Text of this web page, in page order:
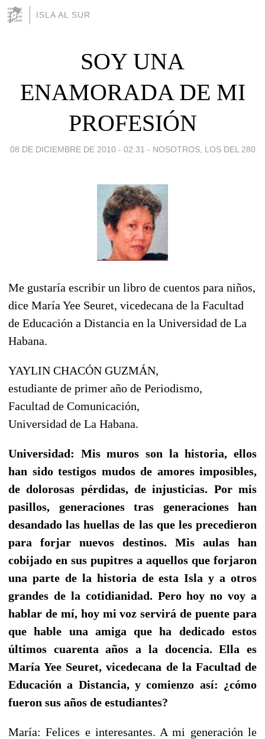
ISLA AL SUR
SOY UNA
ENAMORADA DE MI
PROFESIÓN
08 DE DICIEMBRE DE 2010 - 02:31 - NOSOTROS, LOS DEL 280
Me gustaría escribir un libro de cuentos para niños,
dice María Yee Seuret, vicedecana de la Facultad
de Educación a Distancia en la Universidad de La
Habana.
YAYLIN CHACÓN GUZMÁN,
estudiante de primer año de Periodismo,
Facultad de Comunicación,
Universidad de La Habana.
Universidad: Mis muros son la historia, ellos
han sido testigos mudos de amores imposibles,
de dolorosas pérdidas, de injusticias. Por mis
pasillos, generaciones tras generaciones han
desandado las huellas de las que les precedieron
para forjar nuevos destinos. Mis aulas han
cobijado en sus pupitres a aquellos que forjaron
una parte de la historia de esta Isla y a otros
grandes de la cotidianidad. Pero hoy no voy a
hablar de mí, hoy mi voz servirá de puente para
que hable una amiga que ha dedicado estos
últimos cuarenta años a la docencia. Ella es
María Yee Seuret, vicedecana de la Facultad de
Educación a Distancia, y comienzo así: ¿cómo
fueron sus años de estudiantes?
María: Felices e interesantes. A mi generación le